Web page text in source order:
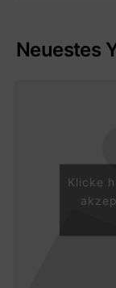
Neuestes
Klicke